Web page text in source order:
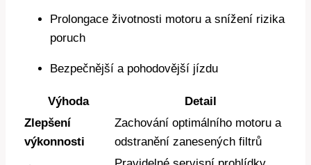
Prolongace životnosti motoru a snížení rizika
poruch
Bezpečnější a pohodovější jízdu
Výhoda
Detail
Zlepšení
výkonnosti
Zachování optimálního motoru a
odstranění zanesených filtrů